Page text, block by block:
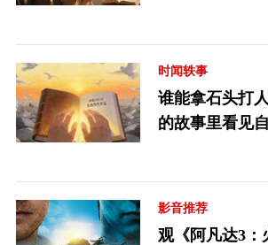
时闻轶事
谁能拿石头打
的故事里看见
影音推荐
观《阿凡达3：